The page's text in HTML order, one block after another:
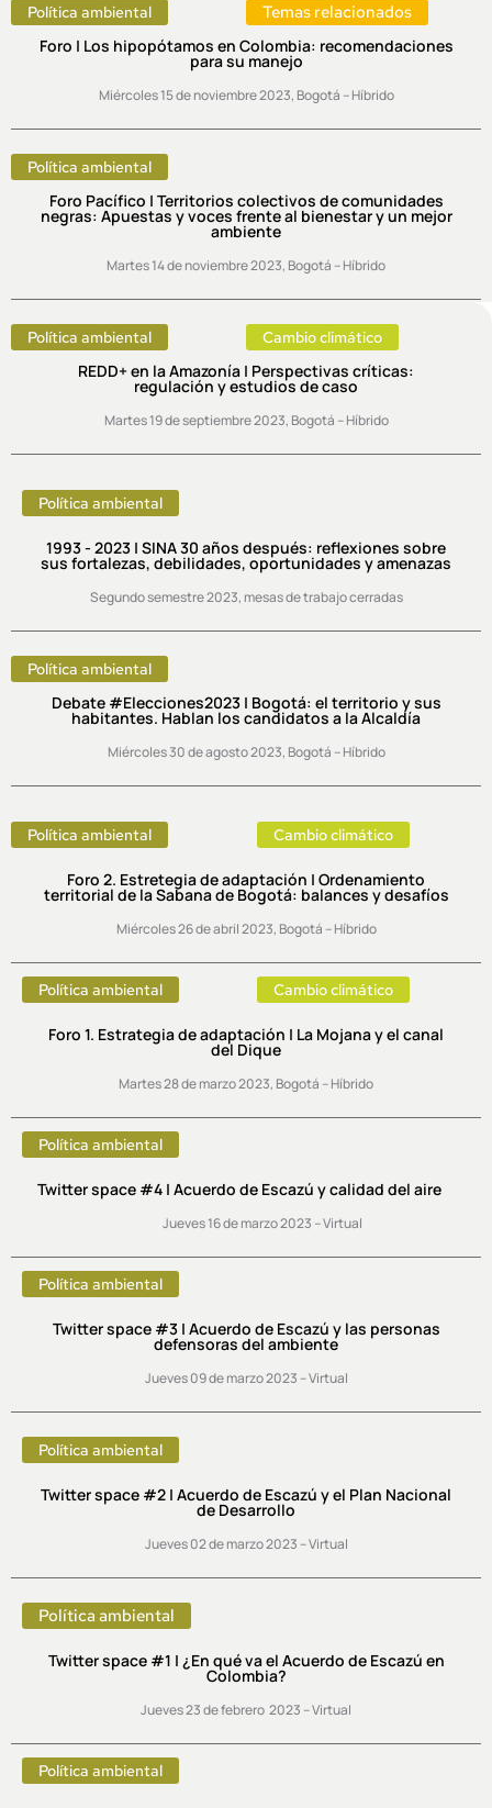
Política ambiental
Temas relacionados
Foro | Los hipopótamos en Colombia: recomendaciones
para su manejo
Miércoles 15 de noviembre 2023, Bogotá – Híbrido
Política ambiental
Foro Pacífico | Territorios colectivos de comunidades
negras: Apuestas y voces frente al bienestar y un mejor
ambiente
Martes 14 de noviembre 2023, Bogotá – Híbrido
Política ambiental Cambio climático
REDD+ en la Amazonía | Perspectivas críticas:
regulación y estudios de caso
Martes 19 de septiembre 2023, Bogotá – Híbrido
Política ambiental
1993 - 2023 | SINA 30 años después: reflexiones sobre
sus fortalezas, debilidades, oportunidades y amenazas
Segundo semestre 2023, mesas de trabajo cerradas
Política ambiental
Debate #Elecciones2023 | Bogotá: el territorio y sus
habitantes. Hablan los candidatos a la Alcaldía
Miércoles 30 de agosto 2023, Bogotá – Híbrido
Política ambiental Cambio climático
Foro 2. Estretegia de adaptación | Ordenamiento
territorial de la Sabana de Bogotá: balances y desafíos
Miércoles 26 de abril 2023, Bogotá – Híbrido
Política ambiental Cambio climático
Foro 1. Estrategia de adaptación | La Mojana y el canal
del Dique
Martes 28 de marzo 2023, Bogotá – Híbrido
Política ambiental
Twitter space #4 | Acuerdo de Escazú y calidad del aire
Jueves 16 de marzo 2023 – Virtual
Política ambiental
Twitter space #3 | Acuerdo de Escazú y las personas
defensoras del ambiente
Jueves 09 de marzo 2023 – Virtual
Política ambiental
Twitter space #2 | Acuerdo de Escazú y el Plan Nacional
de Desarrollo
Jueves 02 de marzo 2023 – Virtual
Política ambiental
Twitter space #1 | ¿En qué va el Acuerdo de Escazú en
Colombia?
Jueves 23 de febrero 2023 – Virtual
Política ambiental